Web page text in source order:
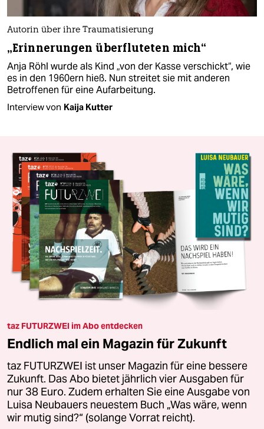
Autorin über ihre Traumatisierung
„Erinnerungen überfluteten mich“
Anja Röhl wurde als Kind „von der Kasse verschickt“, wie
es in den 1960ern hieß. Nun streitet sie mit anderen
Betroffenen für eine Aufarbeitung.
Interview von Kaija Kutter
taz FUTURZWEI im Abo entdecken
Endlich mal ein Magazin für Zukunft
taz FUTURZWEI ist unser Magazin für eine bessere
Zukunft. Das Abo bietet jährlich vier Ausgaben für
nur 38 Euro. Zudem erhalten Sie eine Ausgabe von
Luisa Neubauers neuestem Buch „Was wäre, wenn
wir mutig sind?“ (solange Vorrat reicht).